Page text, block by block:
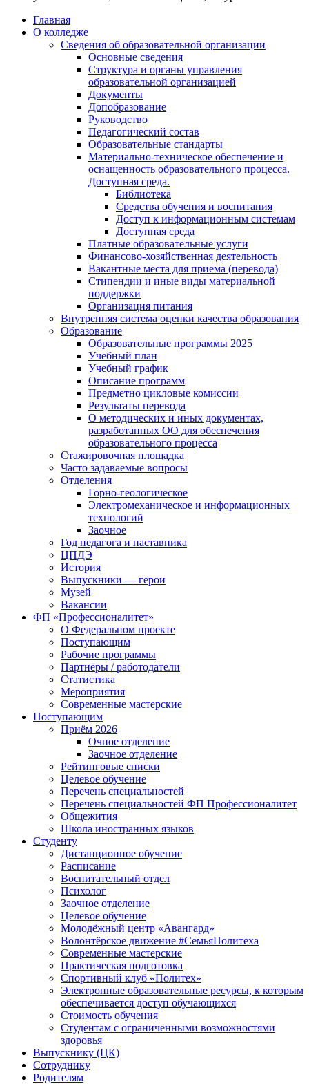
Главная
О колледже
Сведения об образовательной организации
Основные сведения
Структура и органы управления
образовательной организацией
Документы
Допобразование
Руководство
Педагогический состав
Образовательные стандарты
Материально-техническое обеспечение и
оснащенность образовательного процесса.
Доступная среда.
Библиотека
Средства обучения и воспитания
Доступ к информационным системам
Доступная среда
Платные образовательные услуги
Финансово-хозяйственная деятельность
Вакантные места для приема (перевода)
Стипендии и иные виды материальной
поддержки
Организация питания
Внутренняя система оценки качества образования
Образование
Образовательные программы 2025
Учебный план
Учебный график
Описание программ
Предметно цикловые комиссии
Результаты перевода
О методических и иных документах,
разработанных ОО для обеспечения
образовательного процесса
Стажировочная площадка
Часто задаваемые вопросы
Отделения
Горно-геологическое
Электромеханическое и информационных
технологий
Заочное
Год педагога и наставника
ЦПДЭ
История
Выпускники — герои
Музей
Вакансии
ФП «Профессионалитет»
О Федеральном проекте
Поступающим
Рабочие программы
Партнёры / работодатели
Статистика
Мероприятия
Современные мастерские
Поступающим
Приём 2026
Очное отделение
Заочное отделение
Рейтинговые списки
Целевое обучение
Перечень специальностей
Перечень специальностей ФП Профессионалитет
Общежития
Школа иностранных языков
Студенту
Дистанционное обучение
Расписание
Воспитательный отдел
Психолог
Заочное отделение
Целевое обучение
Молодёжный центр «Авангард»
Волонтёрское движение #СемьяПолитеха
Современные мастерские
Практическая подготовка
Спортивный клуб «Политех»
Электронные образовательные ресурсы, к которым
обеспечивается доступ обучающихся
Стоимость обучения
Студентам с ограниченными возможностями
здоровья
Выпускнику (ЦК)
Сотруднику
Родителям